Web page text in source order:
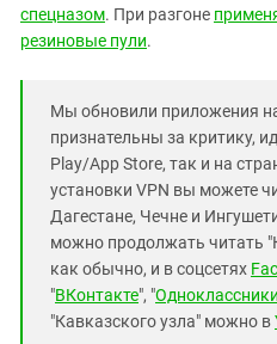
спецназом. При разгоне
резиновые пули.
Мы обновили приложения
признательны за критику,
Play/App Store, так и на
установки VPN вы можете
Дагестане, Чечне и
можно продолжать читать
как обычно, и в соцсетях
"ВКонтакте", "Одноклассники
"Кавказского узла" можно в